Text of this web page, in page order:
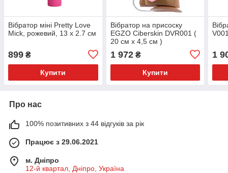
Вібратор міні Pretty Love
Mick, рожевий, 13 х 2.7 см
899 ₴
Купити
Вібратор на присоску
EGZO Ciberskin DVR001 (
20 см х 4,5 см )
1 972₴
Купити
1
Про нас
100% позитивних з 44 відгуків за рік
Працює з 29.06.2021
м. Дніпро
12-й квартал, Дніпро, Україна